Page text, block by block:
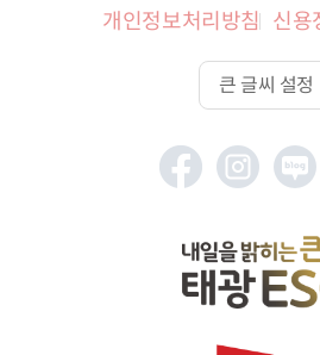
개인정보처리방침 신용
큰 글씨 설정